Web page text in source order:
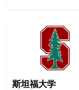
斯坦福大学